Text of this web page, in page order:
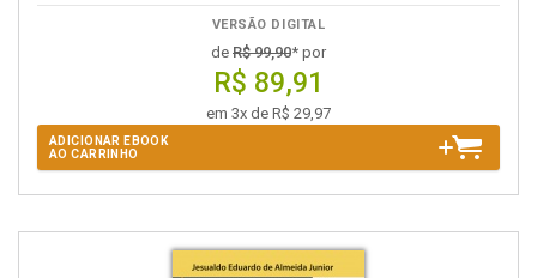
VERSÃO DIGITAL
de R$ 99,90* por
R$ 89,91
em 3x de R$ 29,97
ADICIONAR EBOOK
AO CARRINHO